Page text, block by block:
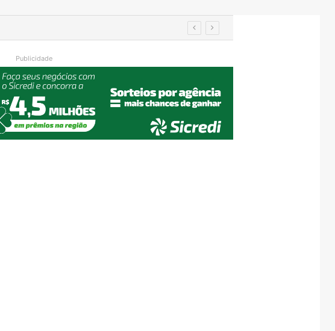
de manutenção
Publicidade